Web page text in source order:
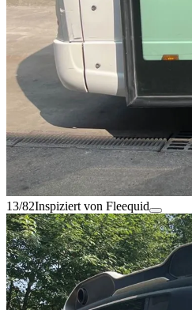
13/82Inspiziert von Fleequid